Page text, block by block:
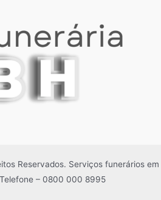
Reservados. Serviços funerários em
– 0800 000 8995